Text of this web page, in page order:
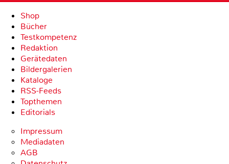
Shop
Bücher
Testkompetenz
Redaktion
Gerätedaten
Bildergalerien
Kataloge
RSS-Feeds
Topthemen
Editorials
Impressum
Mediadaten
AGB